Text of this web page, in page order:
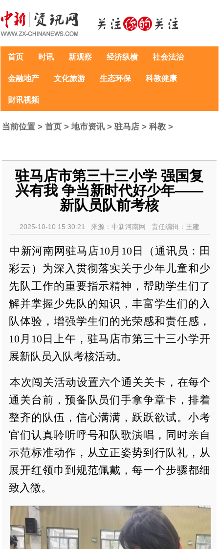
首页 时讯 新观察 经济纵横 社会法治
金融地产 文化旅游 生态环保 科教健康
财讯视频
当前位置 >首页 >地市资讯 >驻马店 >科教 >
驻马店市第三十三小学 强国复
兴有我 争当新时代好少年——
新队员队前考核
2025-10-10 15:30:21 来源：中新河南网 责任编辑：王建
中新河南网驻马店10月10日（通讯员：田
彩云）为深入贯彻落实关于少年儿童和少
先队工作的重要指示精神，帮助学生们了
解并掌握少先队的知识，丰富学生们的入
队体验，增强学生们的光荣感和责任感，
10月10日上午，驻马店市第三十三小学开
展新队员入队考核活动。
本次闯关活动设置六个通关关卡，在每个
通关台前，预备队员们手拿争章卡，排着
整齐的队伍，信心满满，跃跃欲试。小考
官们认真聆听呼号和队歌演唱，同时亲自
示范标准动作，从立正姿势到行队礼，从
展开红领巾到规范佩戴，每一个步骤都细
致入微。